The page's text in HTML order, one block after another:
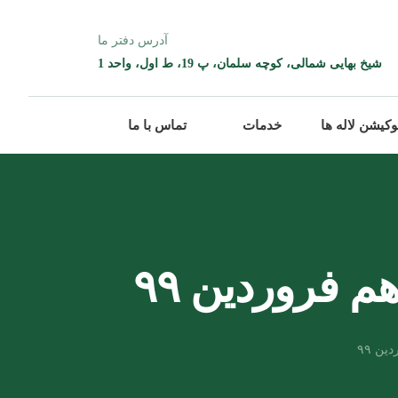
آدرس دفتر ما
شیخ بهایی شمالی، کوچه سلمان، پ 19، ط اول، واحد 1
لاله ها خدمات تماس با ما
فروردین ۹۹
۹۹